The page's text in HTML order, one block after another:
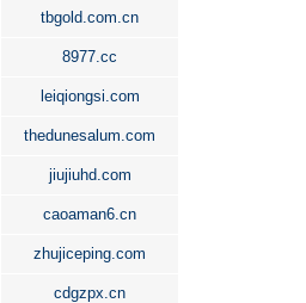
tbgold.com.cn
8977.cc
leiqiongsi.com
thedunesalum.com
jiujiuhd.com
caoaman6.cn
zhujiceping.com
cdgzpx.cn